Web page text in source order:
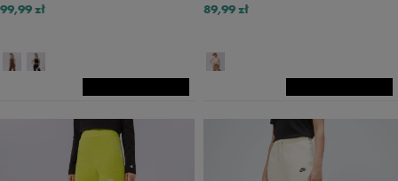
99,99 zł 89,99 zł